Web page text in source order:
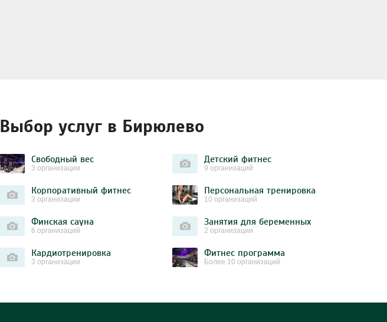
Выбор услуг в Бирюлево
Свободный вес
3 организации
Детский фитнес
9 организаций
Корпоративный фитнес
3 организации
Персональная тренировка
10 организаций
Финская сауна
6 организаций
Занятия для беременных
2 организации
Кардиотренировка
3 организации
Фитнес программа
Более 10 организаций